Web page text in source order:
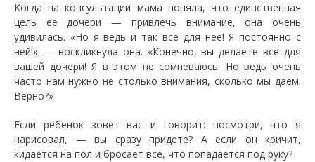
Когда на консультации мама поняла, что единственная
цель ее дочери — привлечь внимание, она очень
удивилась. «Но я ведь и так все для нее! Я постоянно с
ней!» — воскликнула она. «Конечно, вы делаете все для
вашей дочери! Я в этом не сомневаюсь. Но ведь очень
часто нам нужно не столько внимания, сколько мы даем.
Верно?»
Если ребенок зовет вас и говорит: посмотри, что я
нарисовал, — вы сразу придете? А если он кричит,
кидается на пол и бросает все, что попадается под руку?